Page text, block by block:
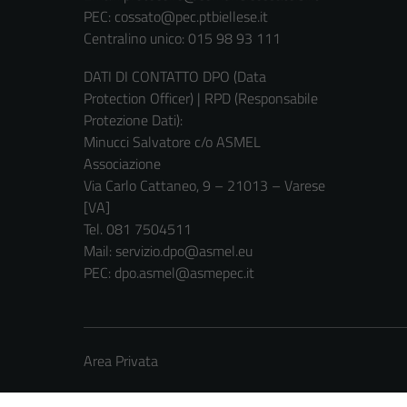
PEC: cossato@pec.ptbiellese.it
Centralino unico: 015 98 93 111
DATI DI CONTATTO DPO (Data
Protection Officer) | RPD (Responsabile
Protezione Dati):
Minucci Salvatore c/o ASMEL
Associazione
Via Carlo Cattaneo, 9 – 21013 – Varese
[VA]
Tel. 081 7504511
Mail: servizio.dpo@asmel.eu
PEC: dpo.asmel@asmepec.it
Area Privata